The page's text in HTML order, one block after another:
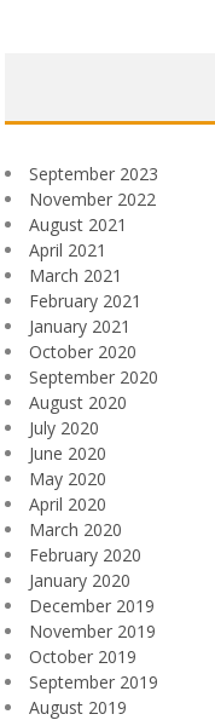
September 2023
November 2022
August 2021
April 2021
March 2021
February 2021
January 2021
October 2020
September 2020
August 2020
July 2020
June 2020
May 2020
April 2020
March 2020
February 2020
January 2020
December 2019
November 2019
October 2019
September 2019
August 2019